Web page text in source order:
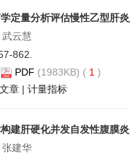
定量分析评估慢性乙型肝
云慧
862.
PDF (1983KB) ( 1 )
章 | 计量指标
建肝硬化并发自发性腹膜
建华